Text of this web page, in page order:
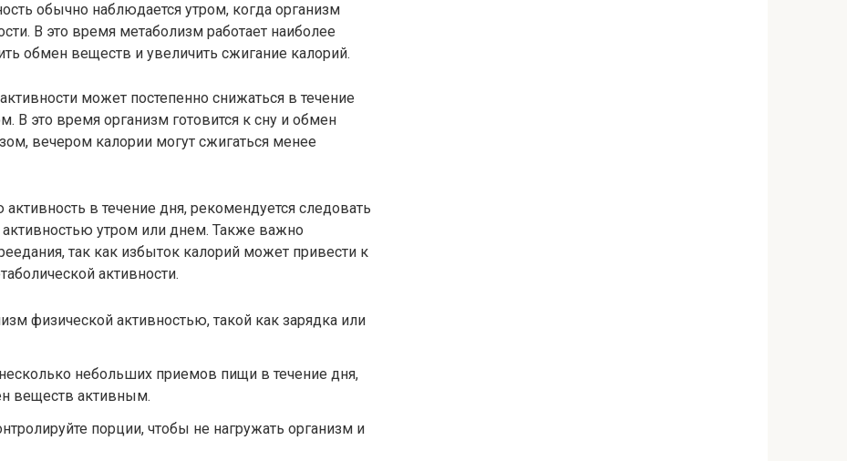
обычно наблюдается утром, когда организм
В это время метаболизм работает наиболее
обмен веществ и увеличить сжигание калорий.
может постепенно снижаться в течение
В это время организм готовится к сну и обмен
вечером калории могут сжигаться менее
в течение дня, рекомендуется следовать
утром или днем. Также важно
так как избыток калорий может привести к
активности.
физической активностью, такой как зарядка или
небольших приемов пищи в течение дня,
веществ активным.
порции, чтобы не нагружать организм и